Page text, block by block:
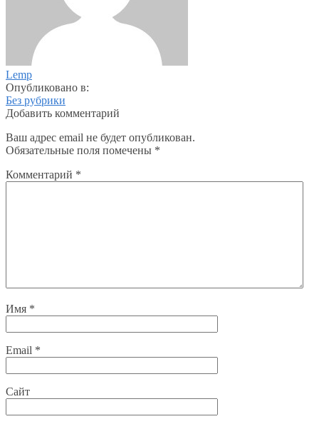
Lemp
Опубликовано в:
Без рубрики
Добавить комментарий
Ваш адрес email не будет опубликован.
Обязательные поля помечены *
Комментарий *
Имя *
Email *
Сайт